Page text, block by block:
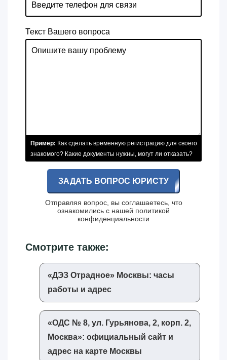
Текст Вашего вопроса
Пример: Как сделать временную регистрацию для своего
знакомого? Какие документы нужны, могут ли отказать?
ЗАДАТЬ ВОПРОС ЮРИСТУ
Отправляя вопрос, вы соглашаетесь, что
ознакомились с нашей политикой
конфиденциальности
Смотрите также:
«‎ДЭЗ Отрадное»‎ Москвы: часы
работы и адрес
«‎ОДС № 8, ул. Гурьянова, 2, корп. 2,
Москва»‎: официальный сайт и
адрес на карте Москвы